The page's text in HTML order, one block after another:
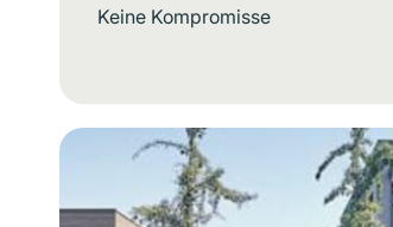
Keine Kompromisse